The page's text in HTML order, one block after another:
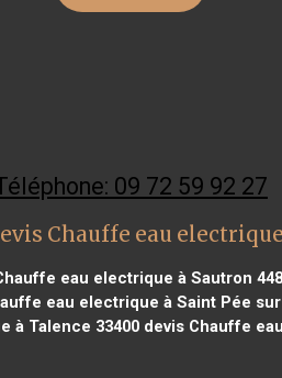
09 72 59 92 27
Chauffe eau
eau electrique à Sautron
eau electrique à Saint Pée sur
à Talence 33400devis Chauffe